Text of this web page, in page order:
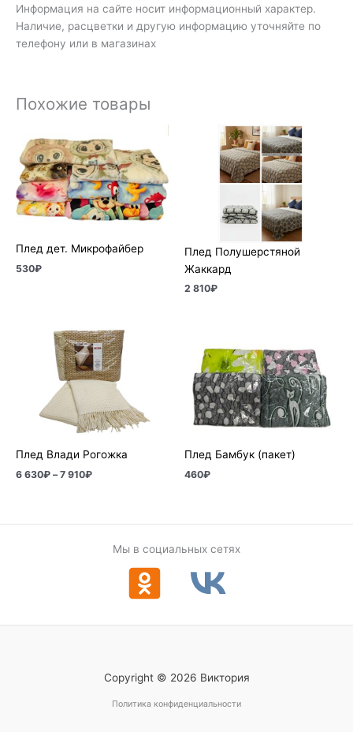
Информация на сайте носит информационный характер.
Наличие, расцветки и другую информацию уточняйте по
телефону или в магазинах
Похожие товары
Плед дет. Микрофайбер
530₽
Плед Полушерстяной
Жаккард
2 810₽
Плед Влади Рогожка
6 630₽ – 7 910₽
Диапазон
цен:
6
630₽
–
910₽
Плед Бамбук (пакет)
460₽
Мы в социальных сетях
Copyright © 2026 Виктория
Политика конфиденциальности